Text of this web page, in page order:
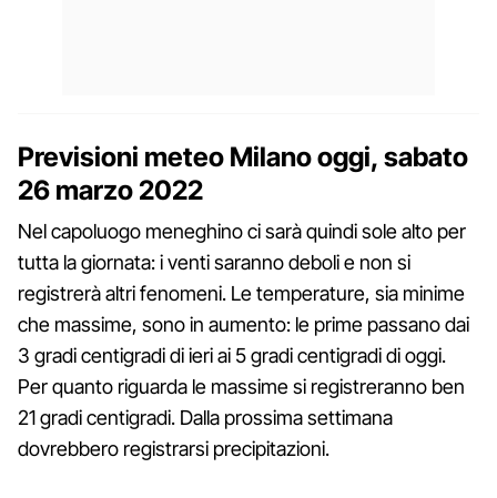
Previsioni meteo Milano oggi, sabato
26 marzo 2022
Nel capoluogo meneghino ci sarà quindi sole alto per
tutta la giornata: i venti saranno deboli e non si
registrerà altri fenomeni. Le temperature, sia minime
che massime, sono in aumento: le prime passano dai
3 gradi centigradi di ieri ai 5 gradi centigradi di oggi.
Per quanto riguarda le massime si registreranno ben
21 gradi centigradi. Dalla prossima settimana
dovrebbero registrarsi precipitazioni.